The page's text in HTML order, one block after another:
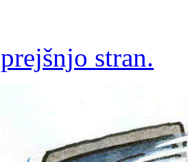
prejšnjo stran.